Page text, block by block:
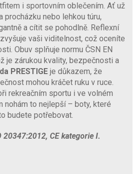
i sportovním oblečením. Ať už
procházku nebo lehkou túru,
a cítit se pohodlně. Reflexní
vaši viditelnost, což oceníte
Obuv splňuje normu ČSN EN
je zárukou kvality, bezpečnosti a
PRESTIGE je důkazem, že
mohou kráčet ruku v ruce.
rekreačním sportu i ve volném
nohám to nejlepší – boty, které
budete potřebovat.
20347:2012, CE kategorie I.